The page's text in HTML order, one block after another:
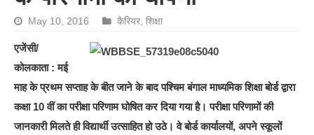
May 10, 2016 कैरियर ,शिक्षा
एजेंसी/
कोलकाता : मई
माह के प्रथम सप्ताह के बीत जाने के बाद पश्चिम बंगाल माध्यमिक शिक्षा बोर्ड द्वारा
कक्षा 10 वीं का परीक्षा परिणाम घोषित कर दिया गया है। परीक्षा परिणामों की
जानकारी मिलते ही विद्यार्थी उत्साहित हो उठे। वे बोर्ड कार्यालयों, अपने स्कूलों